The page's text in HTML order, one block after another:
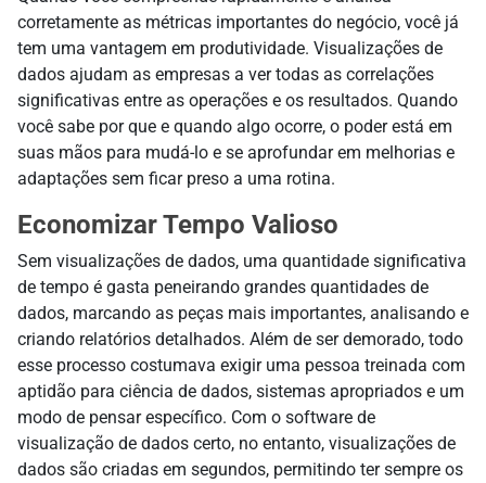
corretamente as métricas importantes do negócio, você já
tem uma vantagem em produtividade. Visualizações de
dados ajudam as empresas a ver todas as correlações
significativas entre as operações e os resultados. Quando
você sabe por que e quando algo ocorre, o poder está em
suas mãos para mudá-lo e se aprofundar em melhorias e
adaptações sem ficar preso a uma rotina.
Economizar Tempo Valioso
Sem visualizações de dados, uma quantidade significativa
de tempo é gasta peneirando grandes quantidades de
dados, marcando as peças mais importantes, analisando e
criando relatórios detalhados. Além de ser demorado, todo
esse processo costumava exigir uma pessoa treinada com
aptidão para ciência de dados, sistemas apropriados e um
modo de pensar específico. Com o software de
visualização de dados certo, no entanto, visualizações de
dados são criadas em segundos, permitindo ter sempre os